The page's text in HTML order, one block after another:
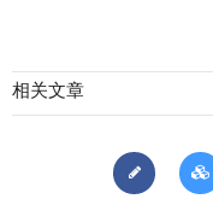
相关文章